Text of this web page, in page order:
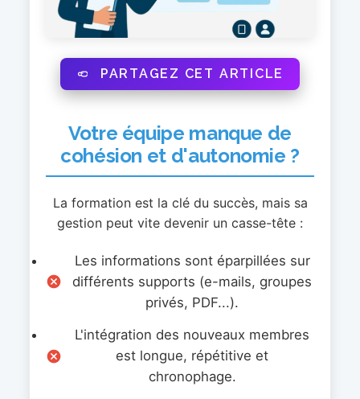
PARTAGEZ CET ARTICLE
Votre équipe manque de
cohésion et d'autonomie ?
La formation est la clé du succès, mais sa
gestion peut vite devenir un casse-tête :
Les informations sont éparpillées sur
différents supports (e-mails, groupes
privés, PDF...).
L'intégration des nouveaux membres
est longue, répétitive et
chronophage.